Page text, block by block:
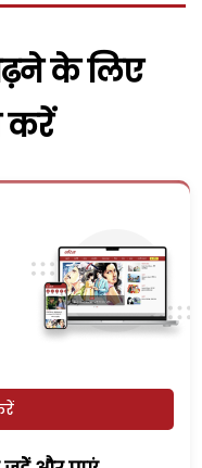
के लिए
करें